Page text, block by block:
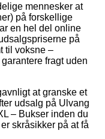
mennesker at
på forskellige
en hel del online
på
til voksne –
fragt uden
at granske et
udsalg på Ulvang
– Bukser inden du
skråsikker på at få